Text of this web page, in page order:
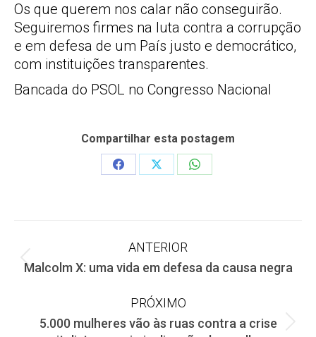
Os que querem nos calar não conseguirão.
Seguiremos firmes na luta contra a corrupção
e em defesa de um País justo e democrático,
com instituições transparentes.
Bancada do PSOL no Congresso Nacional
Compartilhar esta postagem
Share
Share
Share
Navegação
de
post:
ANTERIOR
Post
Malcolm X: uma vida em defesa da causa negra
PRÓXIMO
Próximo
5.000 mulheres vão às ruas contra a crise